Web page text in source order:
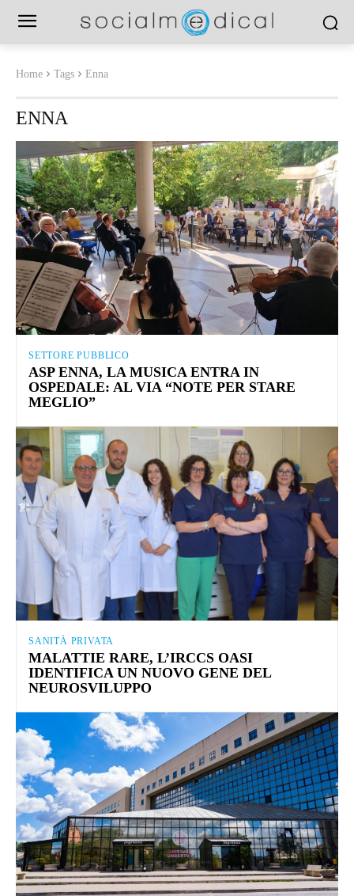
Home Tags Enna
ENNA
SETTORE PUBBLICO
ASP ENNA, LA MUSICA ENTRA IN
OSPEDALE: AL VIA “NOTE PER STARE
MEGLIO”
SANITÀ PRIVATA
MALATTIE RARE, L’IRCCS OASI
IDENTIFICA UN NUOVO GENE DEL
NEUROSVILUPPO